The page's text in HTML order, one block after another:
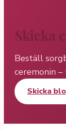
Skicka
Beställ
ceremonin
Skicka